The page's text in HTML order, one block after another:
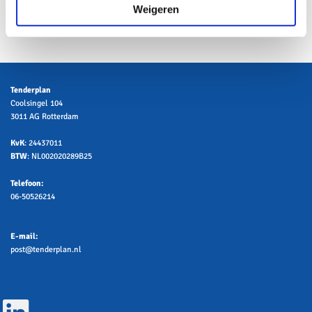
Weigeren
Tenderplan
Coolsingel 104
3011 AG Rotterdam
KvK: 24437011
BTW: NL002020289B25
Telefoon:
06-50526214
E-mail:
post@tenderplan.nl